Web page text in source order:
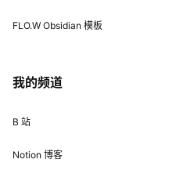
FLO.W Obsidian 模板
我的频道
B 站
Notion 博客